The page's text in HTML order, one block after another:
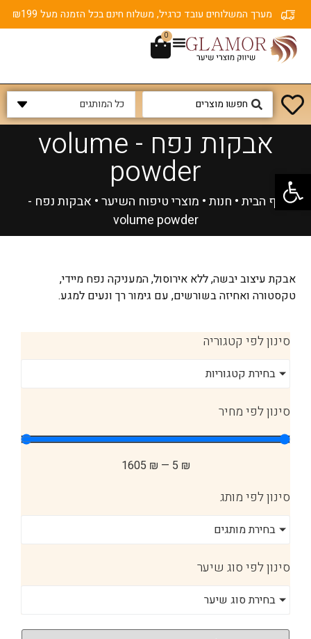
פתח סרגל נגישות
מערך המשלוחים עובד כרגיל, משלוח חינם בכל הזמנה מעל ₪199
0
אבקות נפח - volume
powder
דף הבית• חנות• מוצרי טיפוח השיער• אבקות נפח -
volume powder
אבקת עיצוב יבשה, ללא אירוסול, המעניקה נפח מיידי,
טקסטורה ואחיזה בשורשים, עם גימור רך ונעים למגע.
סינון לפי קטגוריה
בחירת קטגוריות
סינון לפי מחיר
₪
5
—
₪
1605
סינון לפי מותג
בחירת מותגים
סינון לפי סוג שיער
בחירת סוג שיער